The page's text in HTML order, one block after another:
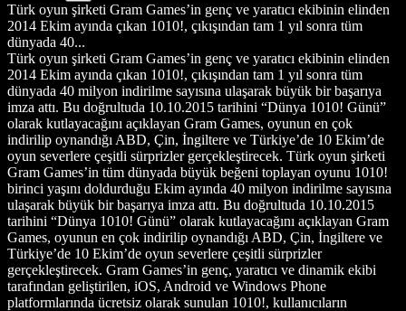
Türk oyun şirketi Gram Games’in genç ve yaratıcı ekibinin elinden
2014 Ekim ayında çıkan 1010!, çıkışından tam 1 yıl sonra tüm
dünyada 40...
Türk oyun şirketi Gram Games’in genç ve yaratıcı ekibinin elinden
2014 Ekim ayında çıkan 1010!, çıkışından tam 1 yıl sonra tüm
dünyada 40 milyon indirilme sayısına ulaşarak büyük bir başarıya
imza attı. Bu doğrultuda 10.10.2015 tarihini “Dünya 1010! Günü”
olarak kutlayacağını açıklayan Gram Games, oyunun en çok
indirilip oynandığı ABD, Çin, İngiltere ve Türkiye’de 10 Ekim’de
oyun severlere çeşitli sürprizler gerçekleştirecek. Türk oyun şirketi
Gram Games’in tüm dünyada büyük beğeni toplayan oyunu 1010!
birinci yaşını doldurduğu Ekim ayında 40 milyon indirilme sayısına
ulaşarak büyük bir başarıya imza attı. Bu doğrultuda 10.10.2015
tarihini “Dünya 1010! Günü” olarak kutlayacağını açıklayan Gram
Games, oyunun en çok indirilip oynandığı ABD, Çin, İngiltere ve
Türkiye’de 10 Ekim’de oyun severlere çeşitli sürprizler
gerçekleştirecek. Gram Games’in genç, yaratıcı ve dinamik ekibi
tarafından geliştirilen, iOS, Android ve Windows Phone
platformlarında ücretsiz olarak sunulan 1010!, kullanıcıların